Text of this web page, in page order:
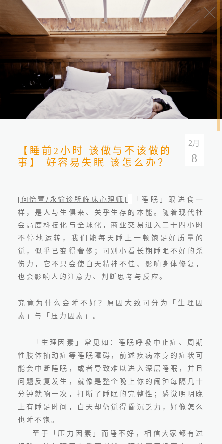
线上预约
健康报报
分类 全部 健康情报 友善连结
2025.05.07
【睡前2小时 该做与不该做的
事】 好容易失眠 该怎么办？
2月
8
[ 何怡萱/ 永愉诊所临床心理师]
「睡眠」跟进食一
样，是人与生俱来、关乎生存的本能。随着现代社
会高度科技化与全球化，商业交易进入二十四小时
不停地运转，我们能每天睡上一顿饱足好质量的
觉，似乎已变得奢侈；可别小看长期睡眠不好的杀
伤力，它不只会使白天精神不佳、影响身体修复，
也会影响人的注意力、判断思考与反应。
究竟为什么会睡不好？原因大致可分为「生理因
素」与「压力因素」。
「生理因素」常见如：睡眠呼吸中止症、周期
性肢体抽动症等睡眠障碍，前述疾病本身的症状可
能会中断睡眠，或者导致难以进入深层睡眠，并且
问题反复发生，就像是整个晚上你的闹钟每隔几十
分钟就响一次，打断了睡眠的完整性；感觉明明晚
上有睡足时间，白天却仍觉得昏沉乏力，好像怎么
也睡不饱。
至于「压力因素」而睡不好，相信大家都有过